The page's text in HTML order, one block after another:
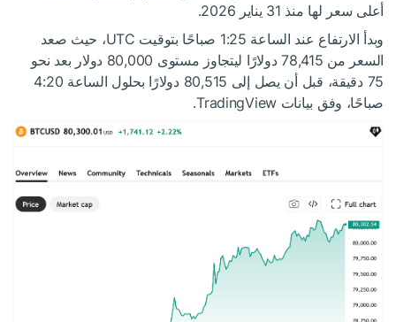
أعلى سعر لها منذ 31 يناير 2026.
وبدأ الارتفاع عند الساعة 1:25 صباحًا بتوقيت UTC، حيث صعد
السعر من 78,415 دولارًا ليتجاوز مستوى 80,000 دولار بعد نحو
75 دقيقة، قبل أن يصل إلى 80,515 دولارًا بحلول الساعة 4:20
صباحًا، وفق بيانات TradingView.